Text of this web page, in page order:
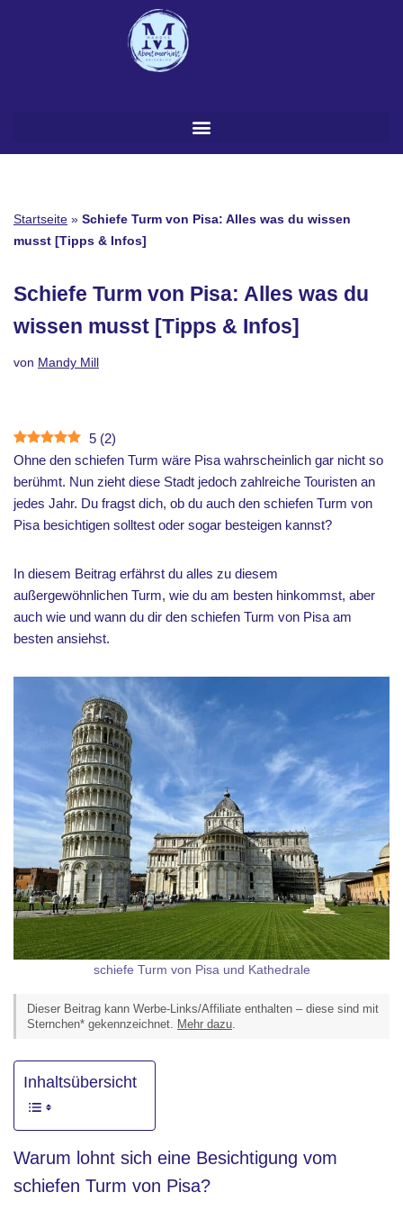
Startseite » Schiefe Turm von Pisa: Alles was du wissen
musst [Tipps & Infos]
Schiefe Turm von Pisa: Alles was du
wissen musst [Tipps & Infos]
von Mandy Mill
5 (2)
Ohne den schiefen Turm wäre Pisa wahrscheinlich gar nicht so
berühmt. Nun zieht diese Stadt jedoch zahlreiche Touristen an
jedes Jahr. Du fragst dich, ob du auch den schiefen Turm von
Pisa besichtigen solltest oder sogar besteigen kannst?
In diesem Beitrag erfährst du alles zu diesem
außergewöhnlichen Turm, wie du am besten hinkommst, aber
auch wie und wann du dir den schiefen Turm von Pisa am
besten ansiehst.
schiefe Turm von Pisa und Kathedrale
Dieser Beitrag kann Werbe-Links/Affiliate enthalten – diese sind mit
Sternchen* gekennzeichnet. Mehr dazu.
Inhaltsübersicht
Warum lohnt sich eine Besichtigung vom
schiefen Turm von Pisa?